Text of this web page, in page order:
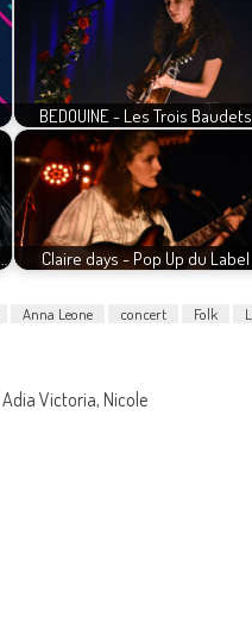
BEDOUINE - Les Trois
Claire days - Pop Up du
Anna Leone concert Folk
Victoria, Nicole